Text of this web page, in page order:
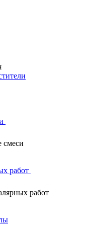
смеси
работ
работ